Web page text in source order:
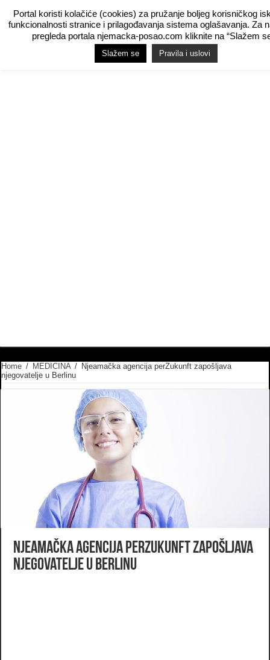
Home / MEDICINA / Njeamačka agencija perZukunft zapošljava
njegovatelje u Berlinu
Njeamačka agencija perZukunft zapošljava
njegovatelje u Berlinu
Portal koristi kolačiće (cookies) za pružanje boljeg korisničkog
funkcionalnosti stranice i prilagođavanja sistema oglašavanja. Za
pregleda portala njemacka-posao.com kliknite na “Slažem
Slažem se Pravila i uslovi